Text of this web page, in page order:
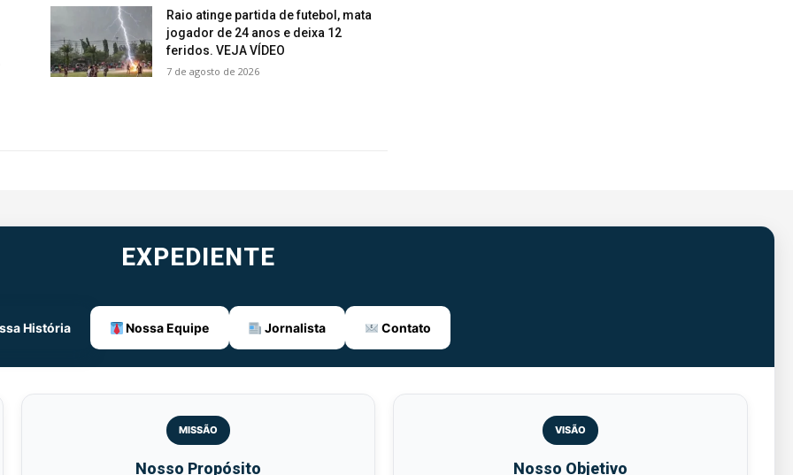
Raio atinge partida de futebol, mata
jogador de 24 anos e deixa 12
feridos. VEJA VÍDEO
7 de agosto de 2026
EXPEDIENTE
História Nossa Equipe Jornalista Contato
MISSÃO
Nosso Propósito
VISÃO
Nosso Objetivo